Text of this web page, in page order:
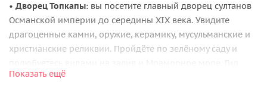
• Дворец Топкапы: вы посетите главный дворец султанов
Османской империи до середины XIX века. Увидите
драгоценные камни, оружие, керамику, мусульманские и
христианские реликвии. Пройдёте по зелёному саду и
расскажет, по чьей инициативе был построен гарем, кто
Показать ещё